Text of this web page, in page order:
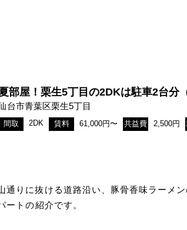
部屋！栗生5丁目の2DKは駐車2台分
台市青葉区栗生5丁目
間取 2DK 賃料 61,000円〜 共益費 2,500円
通りに抜ける道路沿い、豚骨香味ラーメ
ートの紹介です。